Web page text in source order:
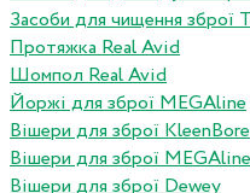
Засоби для чищення зброї
Протяжка Real Avid
Шомпол Real Avid
Йоржі для зброї MEGAline
Вішери для зброї KleenBore
Вішери для зброї MEGAline
Вішери для зброї Dewey